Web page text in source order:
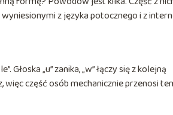
z języka potocznego i z
„u” zanika, „w” łączy się z kolejną
więc część osób mechanicznie przenosi ten